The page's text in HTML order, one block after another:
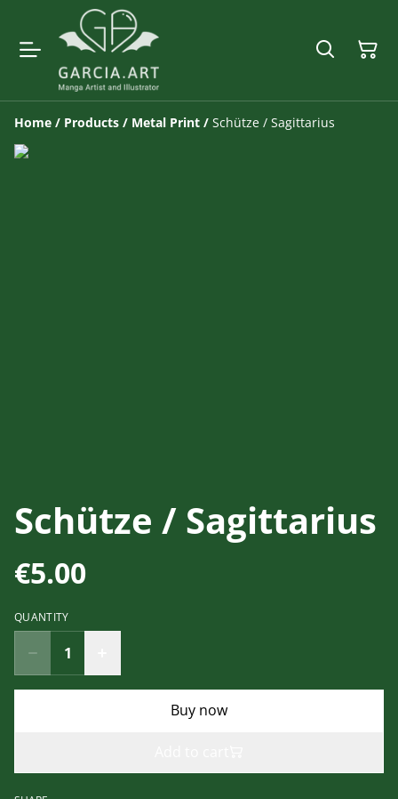
Home / Products / Metal Print / Schütze / Sagittarius
Schütze / Sagittarius
€5.00
QUANTITY
Buy now